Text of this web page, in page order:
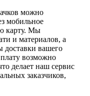
можно
мобильное
карту. Мы
и материалов, а
доставки вашего
возможно
делает наш сервис
заказчиков,